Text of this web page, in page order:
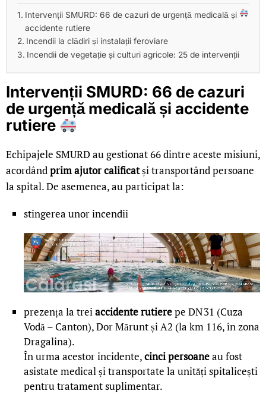
Intervenții SMURD: 66 de cazuri de urgență medicală și
accidente rutiere
Incendii la clădiri și instalații feroviare
Incendii de vegetație și culturi agricole: 25 de intervenții
Intervenții SMURD: 66 de cazuri
de urgență medicală și accidente
rutiere
Echipajele SMURD au gestionat 66 dintre aceste misiuni,
acordândprim ajutor calificatși transportând persoane
la spital. De asemenea, au participat la:
stingerea unor incendii
prezența la treiaccidente rutierepe DN 31 (Cuza
Vodă – Canton), Dor Mărunt și A2 (la km 116, în zona
Dragalina).
În urma acestor incidente,cinci persoaneau fost
asistate medical și transportate la unități spitalicești
pentru tratament suplimentar.